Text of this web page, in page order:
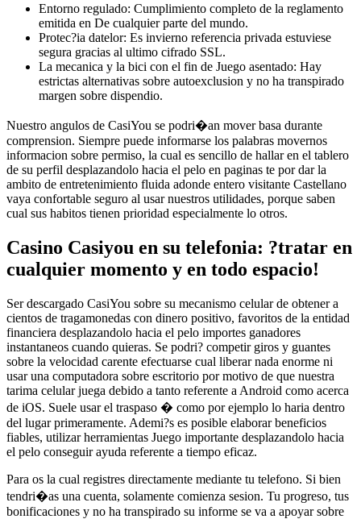
Entorno regulado: Cumplimiento completo de la reglamento
emitida en De cualquier parte del mundo.
Protec?ia datelor: Es invierno referencia privada estuviese
segura gracias al ultimo cifrado SSL.
La mecanica y la bici con el fin de Juego asentado: Hay
estrictas alternativas sobre autoexclusion y no ha transpirado
margen sobre dispendio.
Nuestro angulos de CasiYou se podri�an mover basa durante
comprension. Siempre puede informarse los palabras movernos
informacion sobre permiso, la cual es sencillo de hallar en el tablero
de su perfil desplazandolo hacia el pelo en paginas te por dar la
ambito de entretenimiento fluida adonde entero visitante Castellano
vaya confortable seguro al usar nuestros utilidades, porque saben
cual sus habitos tienen prioridad especialmente lo otros.
Casino Casiyou en su telefonia: ?tratar en
cualquier momento y en todo espacio!
Ser descargado CasiYou sobre su mecanismo celular de obtener a
cientos de tragamonedas con dinero positivo, favoritos de la entidad
financiera desplazandolo hacia el pelo importes ganadores
instantaneos cuando quieras. Se podri? competir giros y guantes
sobre la velocidad carente efectuarse cual liberar nada enorme ni
usar una computadora sobre escritorio por motivo de que nuestra
tarima celular juega debido a tanto referente a Android como acerca
de iOS. Suele usar el traspaso � como por ejemplo lo haria dentro
del lugar primeramente. Ademi?s es posible elaborar beneficios
fiables, utilizar herramientas Juego importante desplazandolo hacia
el pelo conseguir ayuda referente a tiempo eficaz.
Para os la cual registres directamente mediante tu telefono. Si bien
tendri�as una cuenta, solamente comienza sesion. Tu progreso, tus
bonificaciones y no ha transpirado su informe se va a apoyar sobre